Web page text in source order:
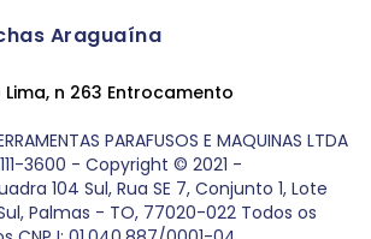
Araguaína
n 263 Entrocamento
PARAFUSOS E MAQUINAS LTDA
3600 - Copyright © 2021 -
104 Sul, Rua SE 7, Conjunto 1, Lote
Palmas - TO, 77020-022 Todos os